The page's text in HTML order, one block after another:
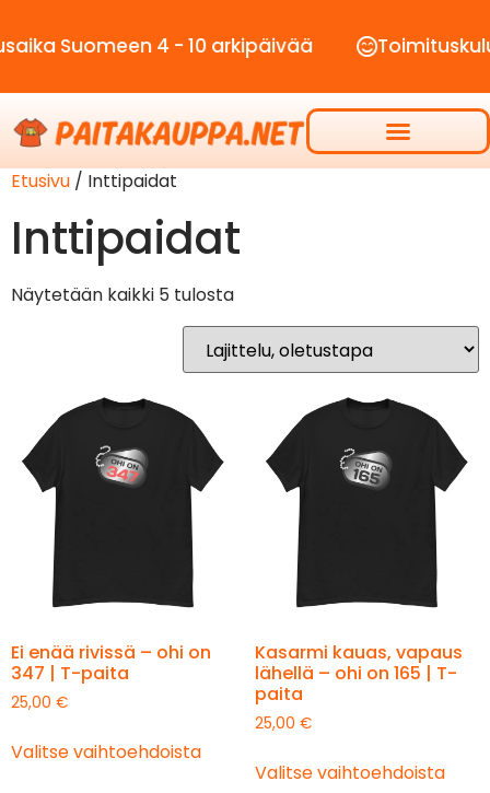
Suomeen 4 - 10 arkipäivää Toimituskulut
Etusivu / Inttipaidat
Inttipaidat
Näytetään kaikki 5 tulosta
Ei enää rivissä – ohi on
347 | T-paita
25,00 €
Valitse vaihtoehdoista
Kasarmi kauas, vapaus
lähellä – ohi on 165 | T-
paita
25,00 €
Valitse vaihtoehdoista